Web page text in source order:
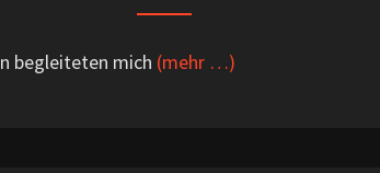
begleiteten mich (mehr …)